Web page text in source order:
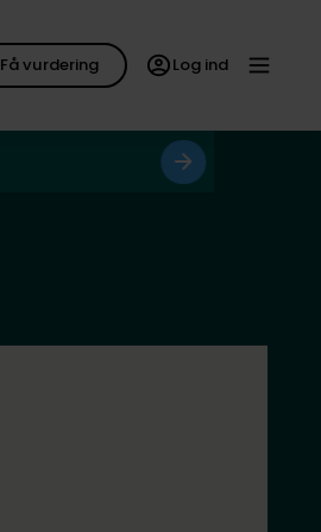
Få vurdering Log ind